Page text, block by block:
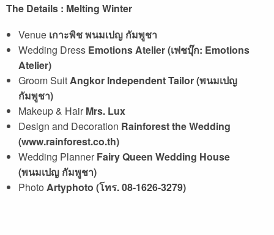
The Details : Melting Winter
Venue เกาะพิช พนมเปญ กัมพูชา
Wedding Dress Emotions Atelier (เฟชบุ๊ก: Emotions
Atelier)
Groom Suit Angkor Independent Tailor (พนมเปญ
กัมพูชา)
Makeup & Hair Mrs. Lux
Design and Decoration Rainforest the Wedding
(www.rainforest.co.th)
Wedding Planner Fairy Queen Wedding House
(พนมเปญ กัมพูชา)
Photo Artyphoto (โทร. 08-1626-3279)